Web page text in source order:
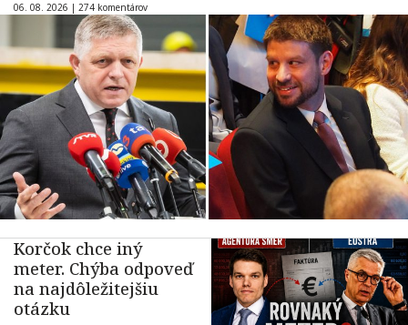
06. 08. 2026 | 274 komentárov
Korčok chce iný
meter. Chýba odpoveď
na najdôležitejšiu
otázku